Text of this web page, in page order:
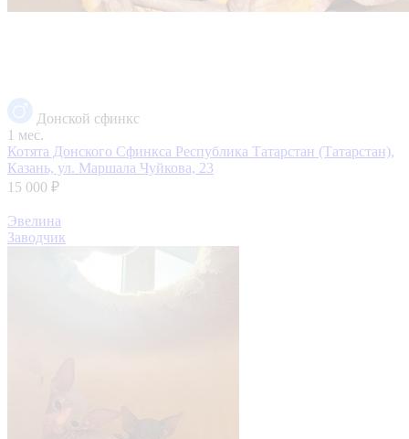
Донской сфинкс
1 мес.
Котята Донского Сфинкса Республика Татарстан (Татарстан),
Казань, ул. Маршала Чуйкова, 23
15 000 ₽
Эвелина
Заводчик